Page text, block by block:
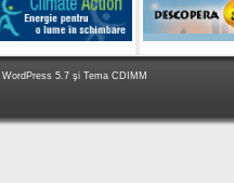
WordPress 5.7 şi Tema CDIMM